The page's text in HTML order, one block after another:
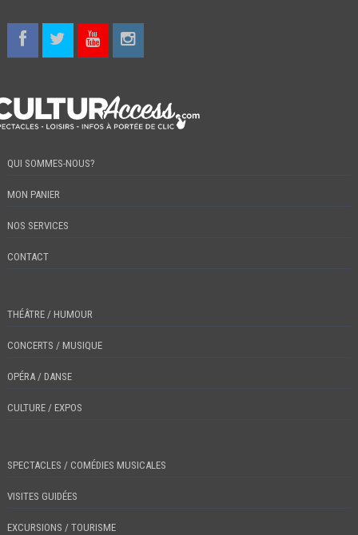
QUI SOMMES-NOUS?
MON PANIER
NOS SERVICES
CONTACT
THÉÂTRE / HUMOUR
CONCERTS / MUSIQUE
OPÉRA / DANSE
CULTURE / EXPOS
SPECTACLES / COMÉDIES MUSICALES
VISITES GUIDÉES
EXCURSIONS / TOURISME